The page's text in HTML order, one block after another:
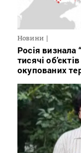
Новини
Росія визнала
тисячі
окупованих